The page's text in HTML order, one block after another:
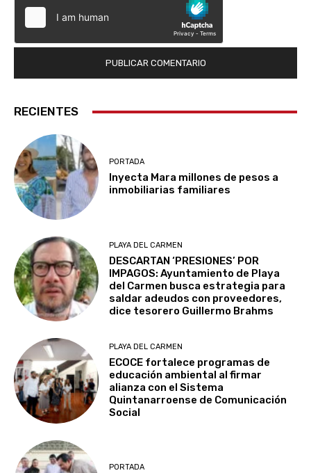
RECIENTES
PORTADA
Inyecta Mara millones de pesos a
inmobiliarias familiares
PLAYA DEL CARMEN
DESCARTAN ‘PRESIONES’ POR
IMPAGOS: Ayuntamiento de Playa
del Carmen busca estrategia para
saldar adeudos con proveedores,
dice tesorero Guillermo Brahms
PLAYA DEL CARMEN
ECOCE fortalece programas de
educación ambiental al firmar
alianza con el Sistema
Quintanarroense de Comunicación
Social
PORTADA